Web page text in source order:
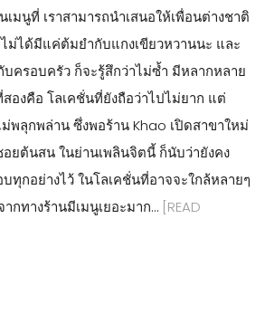
เมนูที่ เราสามารถนำเสนอให้เพื่อนต่างชาติ
ม่ได้มีแค่ต้มยำกับแกงเขียวหวานนะ และ
บครอบครัว ก็จะรู้สึกว่าไม่ซ้ำ มีหลากหลาย
องคือ โลเคชั่นที่ยังถือว่าไปไม่ยาก แต่
พลุกพล่าน ซึ่งพอร้าน Khao เปิดสาขาใหม่
ยต้นสน ในย่านเพลินจิตนี้ ก็นับว่ายังคง
กอย่างไว้ ในโลเคชั่นที่อาจจะใกล้หลายๆ
กทางร้านมีเมนูเยอะมาก… [READ